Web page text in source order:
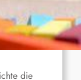
die